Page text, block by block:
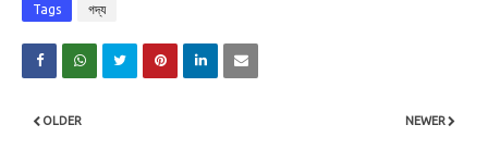
Tags গদ্য
NEWER
OLDER